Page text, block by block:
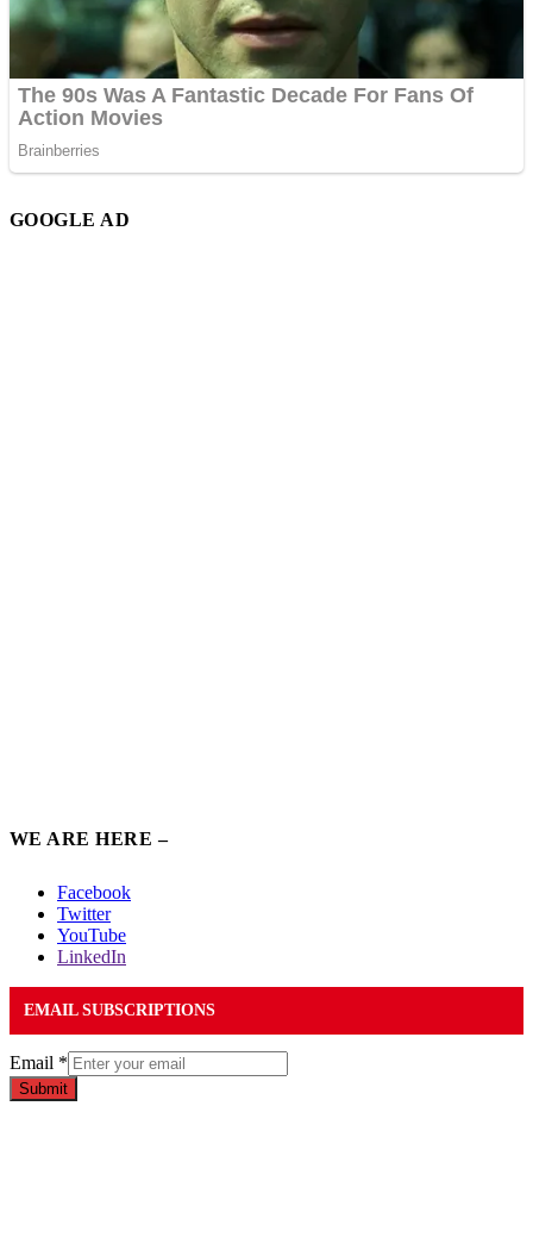
GOOGLE AD
WE ARE HERE –
Facebook
Twitter
YouTube
LinkedIn
EMAIL SUBSCRIPTIONS
Email *
Submit